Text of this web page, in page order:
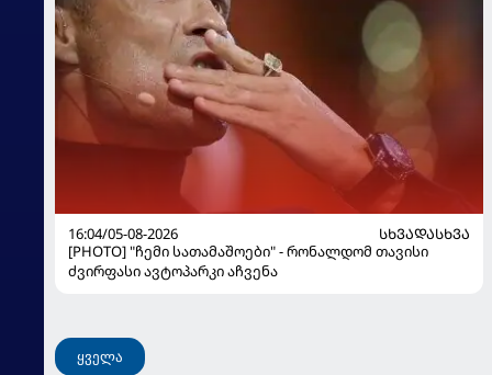
16:04/05-08-2026
ᲡᲮᲕᲐᲓᲐᲡᲮᲕᲐ
[PHOTO] "ჩემი სათამაშოები" - რონალდომ თავისი
ძვირფასი ავტოპარკი აჩვენა
ყველა